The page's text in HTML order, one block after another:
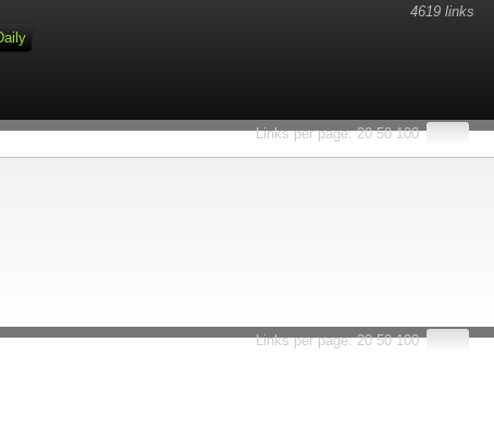
4619 links
Links per page:20 50 100
Links per page:20 50 100